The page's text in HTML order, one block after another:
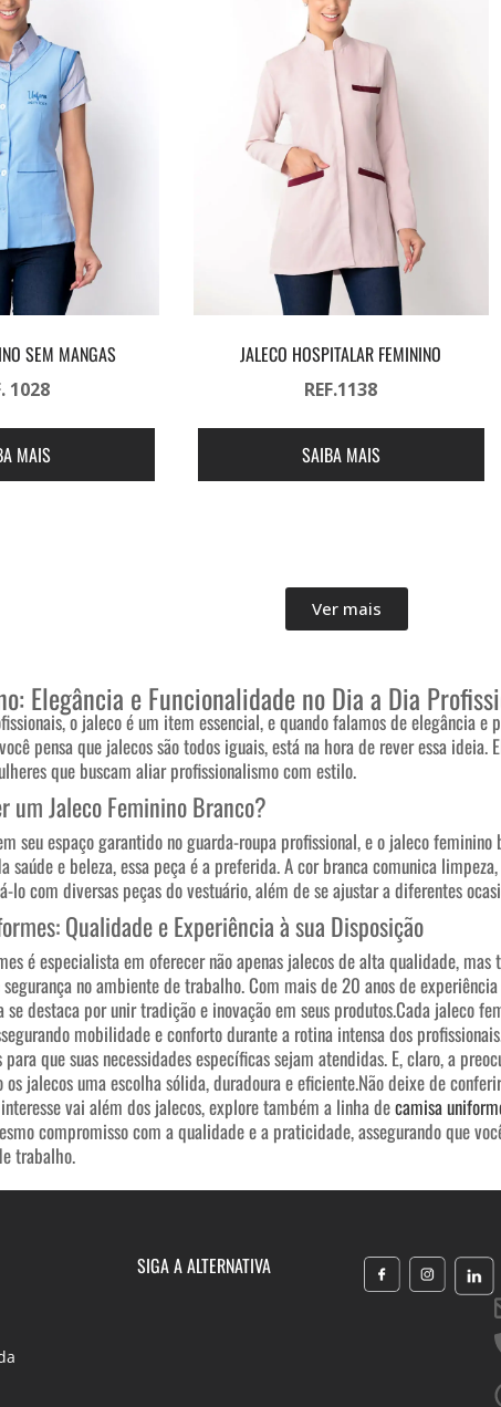
SEM MANGAS
1028
MAIS
JALECO HOSPITALAR FEMININO
REF.1138
SAIBA MAIS
Ver mais
Elegância e Funcionalidade no Dia a Dia
o jaleco é um item essencial, e quando falamos de elegância
pensa que jalecos são todos iguais, está na hora de rever essa
que buscam aliar profissionalismo com estilo.
um Jaleco Feminino Branco?
seu espaço garantido no guarda-roupa profissional, e o jaleco
saúde e beleza, essa peça é a preferida. A cor branca comunica
lo com diversas peças do vestuário, além de se ajustar a diferentes
Qualidade e Experiência à sua Disposição
é especialista em oferecer não apenas jalecos de alta qualidade,
no ambiente de trabalho. Com mais de 20 anos de
se destaca por unir tradição e inovação em seus produtos.Cada jaleco
mobilidade e conforto durante a rotina intensa dos
que suas necessidades específicas sejam atendidas. E, claro, a
os jalecos uma escolha sólida, duradoura e eficiente.Não deixe de
vai além dos jalecos, explore também a linha decamisa
compromisso com a qualidade e a praticidade, assegurando que
trabalho.
SIGA A ALTERNATIVA